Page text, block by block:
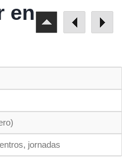
en
jornadas